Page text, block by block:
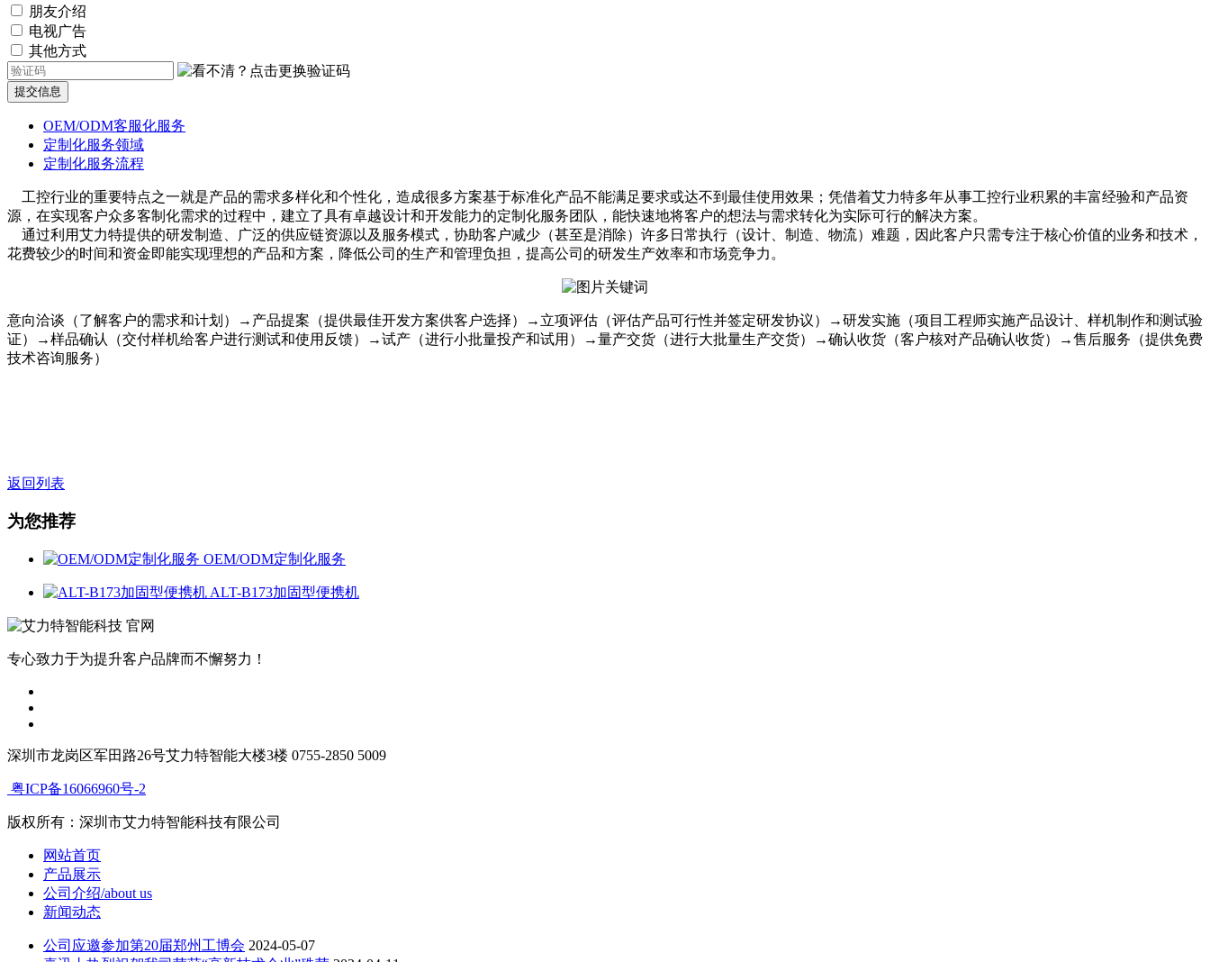
朋友介绍
电视广告
其他方式
提交信息
OEM/ODM客服化服务
定制化服务领域
定制化服务流程
工控行业的重要特点之一就是产品的需求多样化和个性化，造成很多方案基于标准化产品不能满足要求或达不到最佳使用效果；凭借着艾力特多年从事工控行业积累的丰富经验和产品资
源，在实现客户众多客制化需求的过程中，建立了具有卓越设计和开发能力的定制化服务团队，能快速地将客户的想法与需求转化为实际可行的解决方案。
通过利用艾力特提供的研发制造、广泛的供应链资源以及服务模式，协助客户减少（甚至是消除）许多日常执行（设计、制造、物流）难题，因此客户只需专注于核心价值的业务和技术，
花费较少的时间和资金即能实现理想的产品和方案，降低公司的生产和管理负担，提高公司的研发生产效率和市场竞争力。
意向洽谈（了解客户的需求和计划）→产品提案（提供最佳开发方案供客户选择）→立项评估（评估产品可行性并签定研发协议）→研发实施（项目工程师实施产品设计、样机制作和测试验
证）→样品确认（交付样机给客户进行测试和使用反馈）→试产（进行小批量投产和试用）→量产交货（进行大批量生产交货）→确认收货（客户核对产品确认收货）→售后服务（提供免费
技术咨询服务）
返回列表
为您推荐
OEM/ODM定制化服务
ALT-B173加固型便携机
专心致力于为提升客户品牌而不懈努力！
深圳市龙岗区军田路26号艾力特智能大楼3楼 0755-2850 5009
粤ICP备16066960号-2
版权所有：深圳市艾力特智能科技有限公司
网站首页
产品展示
公司介绍/about us
新闻动态
公司应邀参加第20届郑州工博会 2024-05-07